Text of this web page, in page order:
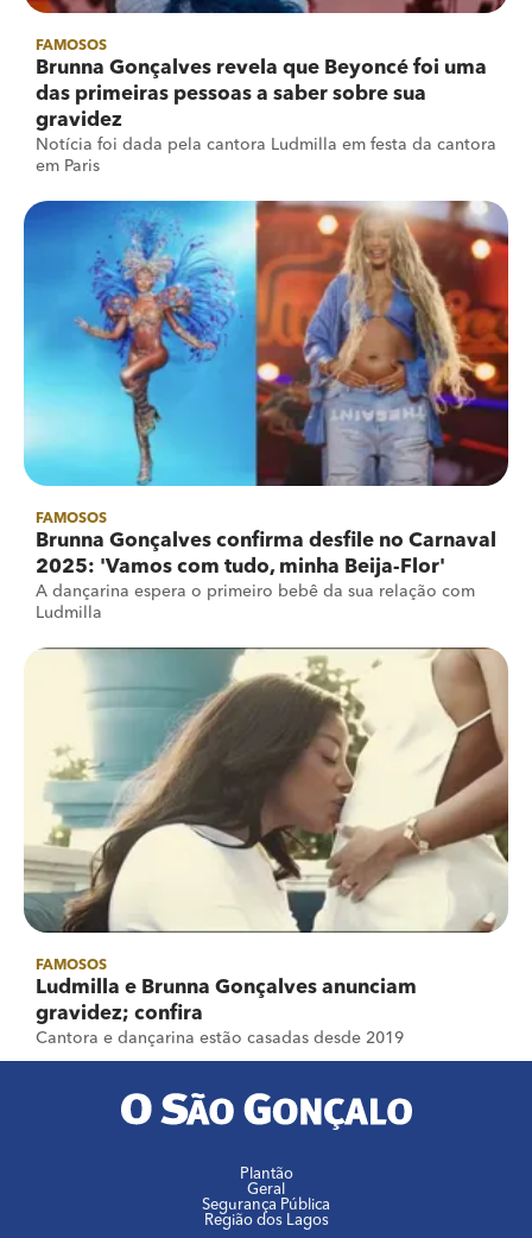
FAMOSOS
Brunna Gonçalves revela que Beyoncé foi uma
das primeiras pessoas a saber sobre sua
gravidez
Notícia foi dada pela cantora Ludmilla em festa da cantora
em Paris
FAMOSOS
Brunna Gonçalves confirma desfile no Carnaval
2025: 'Vamos com tudo, minha Beija-Flor'
A dançarina espera o primeiro bebê da sua relação com
Ludmilla
FAMOSOS
Ludmilla e Brunna Gonçalves anunciam
gravidez; confira
Cantora e dançarina estão casadas desde 2019
Plantão
Geral
Segurança Pública
Região dos Lagos